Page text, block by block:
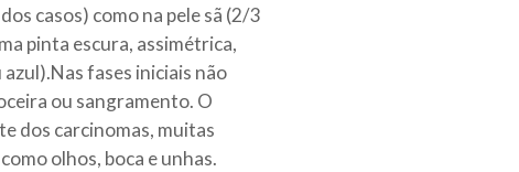
casos) como na pele sã (2/3
pinta escura, assimétrica,
fases iniciais não
ou sangramento. O
dos carcinomas, muitas
olhos, boca e unhas.